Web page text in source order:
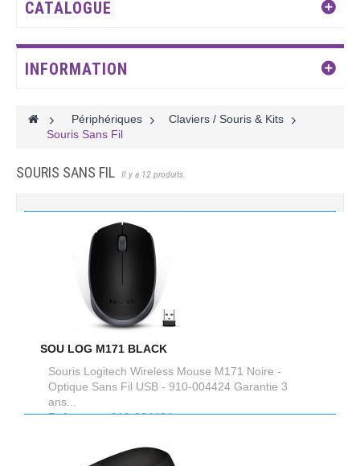
CATALOGUE
INFORMATION
> Périphériques >
Claviers / Souris & Kits
Souris Sans Fil
SOURIS SANS FIL Il y a 12 produits.
SOU LOG M171 BLACK
Souris Logitech Wireless Mouse M171 Noire -
Optique Sans Fil USB - 910-004424 Garantie 3
ans...
Reference :910-004424